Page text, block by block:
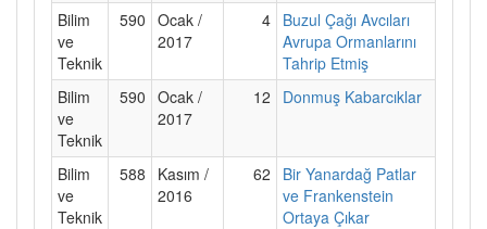
Bilim
ve
Teknik
590 Ocak /
2017
4 Buzul Çağı Avcıları
Avrupa Ormanlarını
Tahrip Etmiş
Bilim
ve
Teknik
590 Ocak /
2017
12 Donmuş Kabarcıklar
Bilim
ve
Teknik
588
Kasım /
2016
62
Bir Yanardağ Patlar
ve Frankenstein
Ortaya Çıkar